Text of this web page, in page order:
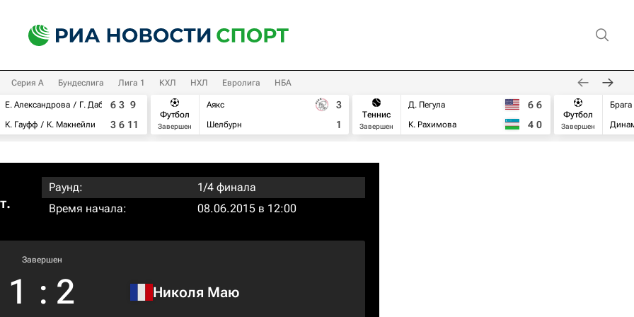
Серия А Бундеслига Лига 1 КХЛ НХЛ Евролига НБА
Е. Александрова
Г. Дабровски
К. Гауфф
К. Макнейли
6 3 9
3 6 11
Футбол
Завершен
Аякс
Шелбурн
3
1
Теннис
Завершен
Д. Пегула
К. Рахимова
6 6
4 0
Футбол
Завершен
Брага
Раунд:
1/4 финала
Время начала:
08.06.2015 в 12:00
Завершен
1 : 2 Николя Маю